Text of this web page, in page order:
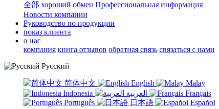
全部 хороший обмен Профессиональная информация
Новости компании
Руководство по продукции
показ клиента
о нас
компания книга отзывов обратная связь связаться с нами
Русский
简体中文 English
Malay
Indonesia
Français
Português
日本語 Español